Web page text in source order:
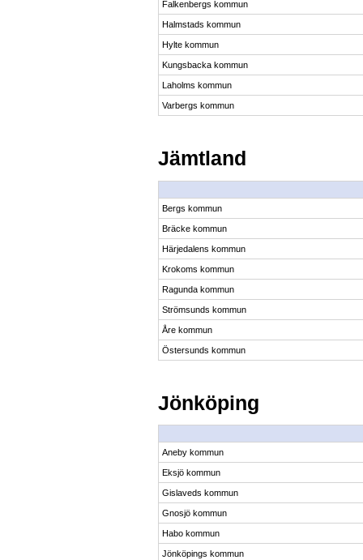
Falkenbergs kommun
Halmstads kommun
Hylte kommun
Kungsbacka kommun
Laholms kommun
Varbergs kommun
Jämtland
Bergs kommun
Bräcke kommun
Härjedalens kommun
Krokoms kommun
Ragunda kommun
Strömsunds kommun
Åre kommun
Östersunds kommun
Jönköping
Aneby kommun
Eksjö kommun
Gislaveds kommun
Gnosjö kommun
Habo kommun
Jönköpings kommun